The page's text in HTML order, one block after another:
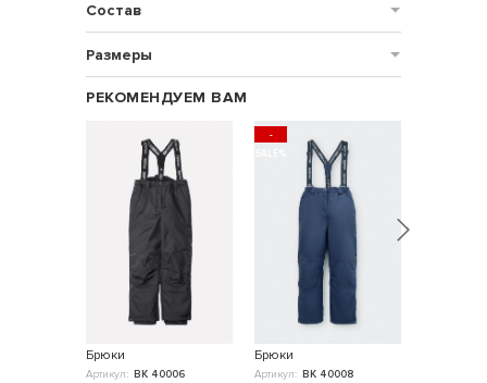
Состав
Размеры
РЕКОМЕНДУЕМ ВАМ
Брюки
Артикул: ВК 40006
-
Брюки
Артикул: ВК 40008